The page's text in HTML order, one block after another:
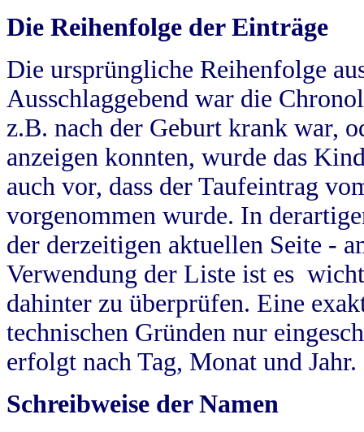
Die Reihenfolge der Einträge
Die ursprüngliche Reihenfolge
Ausschlaggebend war die
z.B. nach der Geburt krank war,
anzeigen konnten, wurde das
auch vor, dass der Taufeintrag
vorgenommen wurde. In
der derzeitigen aktuellen Seite -
Verwendung der Liste ist es
dahinter zu überprüfen. Eine
technischen Gründen nur
erfolgt nach Tag, Monat und Jahr.
Schreibweise der Namen